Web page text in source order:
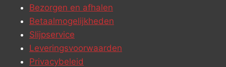
Bezorgen en afhalen
Betaalmogelijkheden
Slijpservice
Leveringsvoorwaarden
Privacybeleid